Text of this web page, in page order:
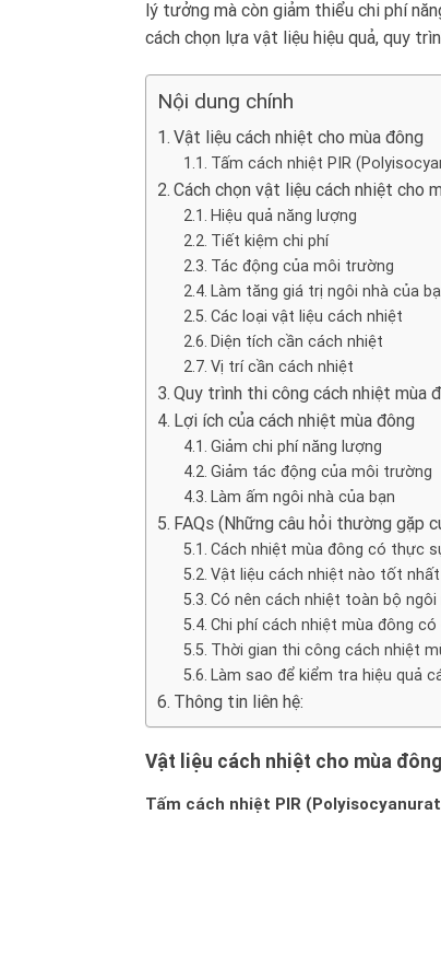
lý tưởng mà còn giảm thiểu chi phí
cách chọn lựa vật liệu hiệu quả, quy
Nội dung chính
Vật liệu cách nhiệt cho mùa đông
Tấm cách nhiệt PIR
Cách chọn vật liệu cách nhiệt cho
Hiệu quả năng lượng
Tiết kiệm chi phí
Tác động của môi trường
Làm tăng giá trị ngôi nhà của
Các loại vật liệu cách nhiệt
Diện tích cần cách nhiệt
Vị trí cần cách nhiệt
Quy trình thi công cách nhiệt mùa
Lợi ích của cách nhiệt mùa đông
Giảm chi phí năng lượng
Giảm tác động của môi trường
Làm ấm ngôi nhà của bạn
FAQs (Những câu hỏi thường gặp
Cách nhiệt mùa đông có thực
Vật liệu cách nhiệt nào tốt
Có nên cách nhiệt toàn bộ
Chi phí cách nhiệt mùa đông có
Thời gian thi công cách nhiệt
Làm sao để kiểm tra hiệu quả
Thông tin liên hệ:
Vật liệu cách nhiệt cho mùa đông
Tấm cách nhiệt PIR